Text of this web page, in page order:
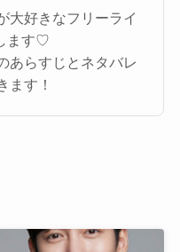
大好きなフリーライ
ます♡
あらすじとネタバレ
ます！